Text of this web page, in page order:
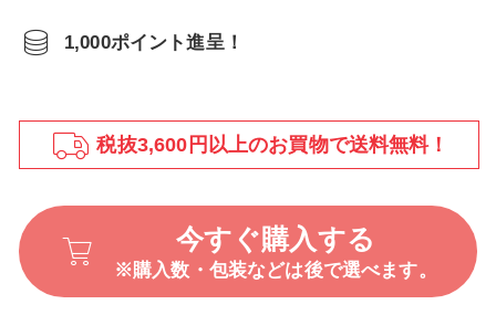
1,000ポイント進呈！
税抜3,600円以上のお買物で送料無料！
今すぐ購入する
※購入数・包装などは後で選べます。